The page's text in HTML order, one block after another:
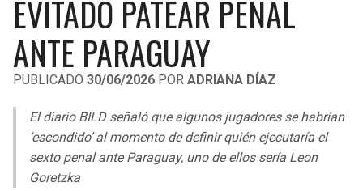
LIGA DE EXPANSIÓN MX
LEAGUES CUP
UEFA EUROPA LEAGUE
UEFA CONFERENCE LEAGUE
MLS
COPA LIBERTADORES
COPA SUDAMERICANA
RAIDERS
CHARGERS
RAVENS
BENGALS
CAVALIERS
PISTONS
PACERS
BUCKS
EVITADO PATEAR PENAL
ANTE PARAGUAY
PUBLICADO 30/06/2026 POR ADRIANA DÍAZ
El diario BILD señaló que algunos jugadores se habrían
‘escondido’ al momento de definir quién ejecutaría el
sexto penal ante Paraguay, uno de ellos sería Leon
Goretzka